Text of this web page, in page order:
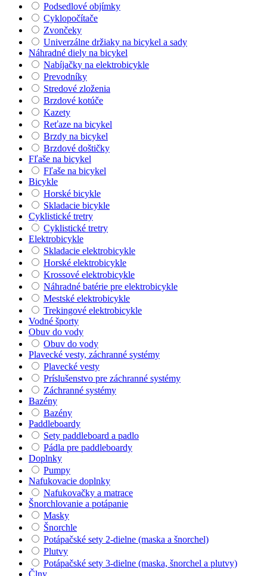
Podsedlové objímky
Cyklopočítače
Zvončeky
Univerzálne držiaky na bicykel a sady
Náhradné diely na bicykel
Nabíjačky na elektrobicykle
Prevodníky
Stredové zloženia
Brzdové kotúče
Kazety
Reťaze na bicykel
Brzdy na bicykel
Brzdové doštičky
Fľaše na bicykel
Fľaše na bicykel
Bicykle
Horské bicykle
Skladacie bicykle
Cyklistické tretry
Cyklistické tretry
Elektrobicykle
Skladacie elektrobicykle
Horské elektrobicykle
Krossové elektrobicykle
Náhradné batérie pre elektrobicykle
Mestské elektrobicykle
Trekingové elektrobicykle
Vodné športy
Obuv do vody
Obuv do vody
Plavecké vesty, záchranné systémy
Plavecké vesty
Príslušenstvo pre záchranné systémy
Záchranné systémy
Bazény
Bazény
Paddleboardy
Sety paddleboard a padlo
Pádla pre paddleboardy
Doplnky
Pumpy
Nafukovacie doplnky
Nafukovačky a matrace
Šnorchlovanie a potápanie
Masky
Šnorchle
Potápačské sety 2-dielne (maska a šnorchel)
Plutvy
Potápačské sety 3-dielne (maska, šnorchel a plutvy)
Člny